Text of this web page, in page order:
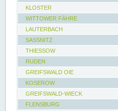
KLOSTER
WITTOWER FÄHRE
LAUTERBACH
SASSNITZ
THIESSOW
RUDEN
GREIFSWALD OIE
KOSEROW
GREIFSWALD-WIECK
FLENSBURG